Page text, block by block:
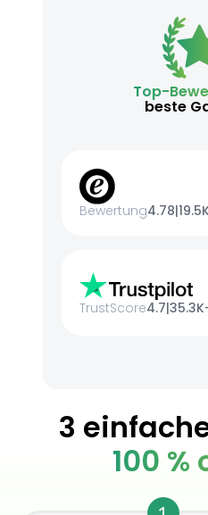
Top-
beste
Bewertung4.78|
TrustScore4.7|
3
100 %